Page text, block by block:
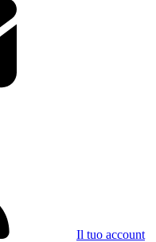
Il tuo account